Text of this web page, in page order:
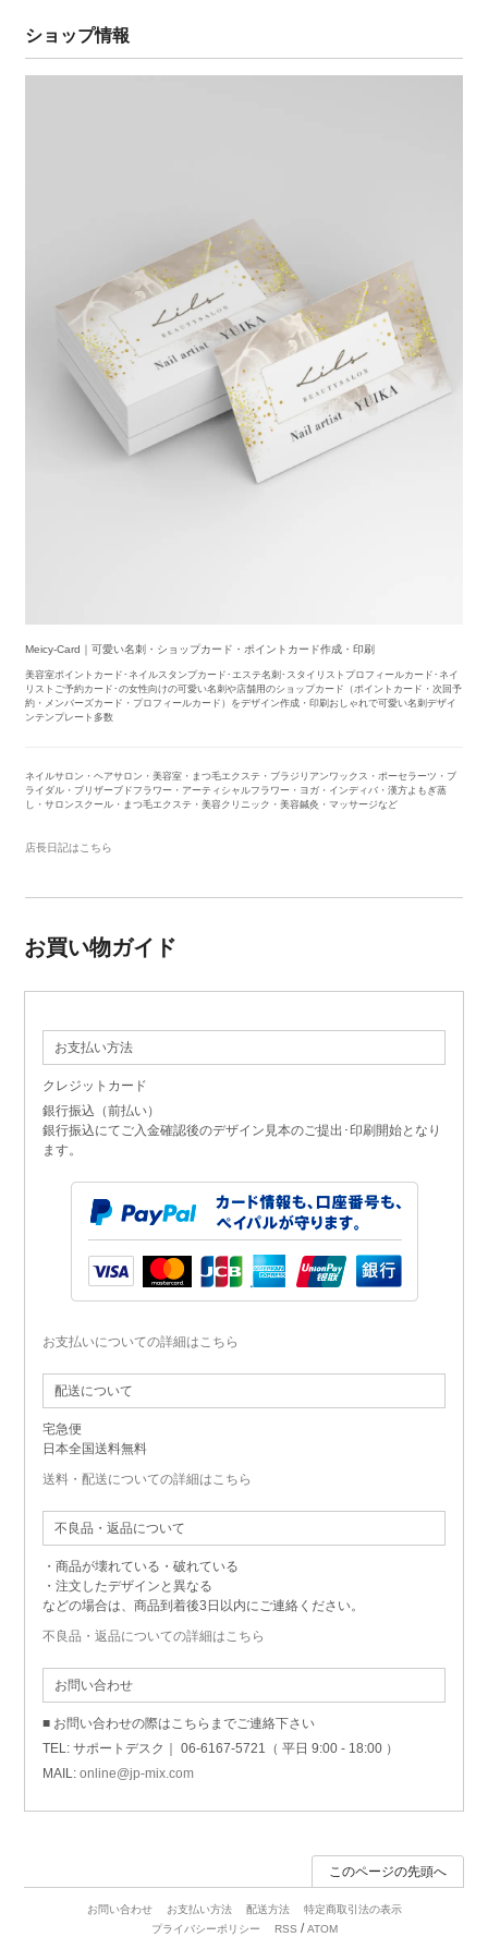
ショップ情報
Meicy-Card｜可愛い名刺・ショップカード・ポイントカード作成・印刷
美容室ポイントカード･ネイルスタンプカード･エステ名刺･スタイリストプロフィールカード･ネイ
リストご予約カード･の女性向けの可愛い名刺や店舗用のショップカード（ポイントカード・次回予
約・メンバーズカード・プロフィールカード）をデザイン作成・印刷おしゃれで可愛い名刺デザイ
ンテンプレート多数
ネイルサロン・ヘアサロン・美容室・まつ毛エクステ・ブラジリアンワックス・ポーセラーツ・ブ
ライダル・ブリザーブドフラワー・アーティシャルフラワー・ヨガ・インディバ・漢方よもぎ蒸
し・サロンスクール・まつ毛エクステ・美容クリニック・美容鍼灸・マッサージなど
店長日記はこちら
お買い物ガイド
お支払い方法
クレジットカード
銀行振込（前払い）
銀行振込にてご入金確認後のデザイン見本のご提出･印刷開始となり
ます。
お支払いについての詳細はこちら
配送について
宅急便
日本全国送料無料
送料・配送についての詳細はこちら
不良品・返品について
・商品が壊れている・破れている
・注文したデザインと異なる
などの場合は、商品到着後3日以内にご連絡ください。
不良品・返品についての詳細はこちら
お問い合わせ
■ お問い合わせの際はこちらまでご連絡下さい
TEL: サポートデスク｜ 06-6167-5721（ 平日 9:00 - 18:00 ）
MAIL: online@jp-mix.com
このページの先頭へ
お問い合わせ お支払い方法 配送方法
特定商取引法の表示
プライバシーポリシー
RSS /ATOM